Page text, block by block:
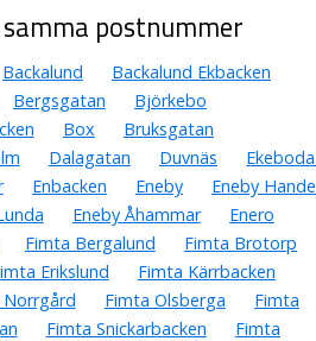
postnummer
Backalund
Backalund Ekbacken
Bergsgatan
Björkebo
Box
Bruksgatan
Dalagatan Duvnäs
Enbacken Eneby
Eneby
Eneby Åhammar
Enero
Fimta Bergalund
Fimta Brotorp
Erikslund
Fimta Kärrbacken
Fimta Olsberga
Fimta
Fimta Snickarbacken
Fimta